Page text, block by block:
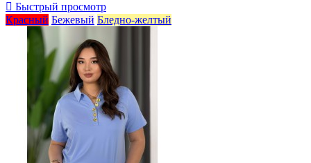
 Быстрый просмотр
Красный Бежевый Бледно-желтый